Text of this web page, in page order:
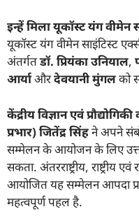
इन्हें मिला यूकॉस्ट यंग वीमेन
यूकॉस्ट यंग वीमेन साइंटिस्ट
अंतर्गतडॉ. प्रियंका उनियाल,
आर्याऔरदेवयानी मुंगलको
केंद्रीय विज्ञान एवं
प्रभार) जितेंद्र सिंहने अपने
सम्मेलन के आयोजन के लिए
सकता. अंतरराष्ट्रीय, राष्ट्रीय
आयोजित यह सम्मेलन आपदा
महत्वपूर्ण पहल है.